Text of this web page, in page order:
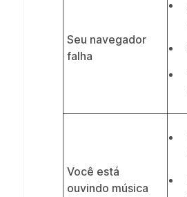
Seu navegador
falha
Você está
ouvindo música